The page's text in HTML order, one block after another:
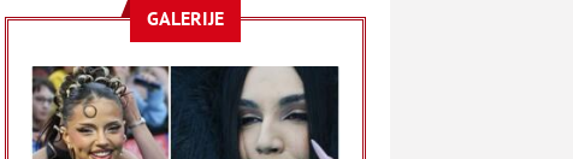
GALERIJE